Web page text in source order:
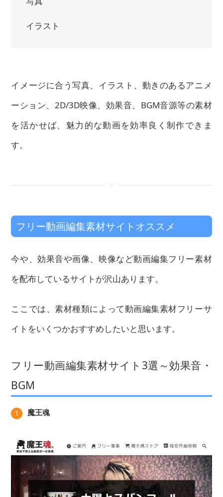
イラスト
イメージに合う写真、イラスト、動きのあるアニメ
ーション、2D/3D映像、効果音、BGM音源等の素材
を活かせば、魅力的な動画を効率良く制作できま
す。
フリー動画編集素材サイトオススメ
今や、効果音や画像、映像など動画編集フリー素材
を配布しているサイトが沢山あります。
ここでは、素材種類によって動画編集素材フリーサ
イトをいくつかおすすめしたいと思います。
フリー動画編集素材サイト3選～効果音・
BGM
1 魔王魂